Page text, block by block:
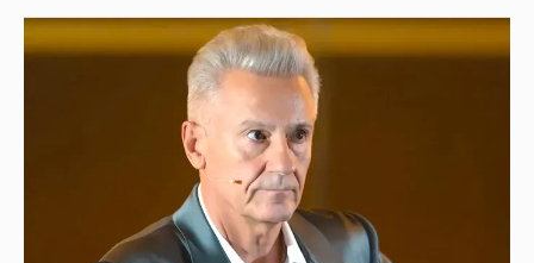
"Сломанные судьбы". Олег Меньшиков
призвал закрыть неэффективные
театральные вузы в России